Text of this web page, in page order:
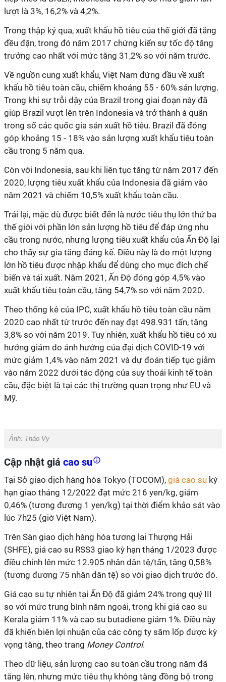
lượt là 3%, 16,2% và 4,2%.
Trong thập kỷ qua, xuất khẩu hồ tiêu của thế giới đã tăng
đều đặn, trong đó năm 2017 chứng kiến sự tốc độ tăng
trưởng cao nhất với mức tăng 31,2% so với năm trước.
Về nguồn cung xuất khẩu, Việt Nam đứng đầu về xuất
khẩu hồ tiêu toàn cầu, chiếm khoảng 55 - 60% sản lượng.
Trong khi sự trỗi dậy của Brazil trong giai đoạn này đã
giúp Brazil vượt lên trên Indonesia và trở thành á quân
trong số các quốc gia sản xuất hồ tiêu. Brazil đã đóng
góp khoảng 15 - 18% vào sản lượng xuất khẩu tiêu toàn
cầu trong 5 năm qua.
Còn với Indonesia, sau khi liên tục tăng từ năm 2017 đến
2020, lượng tiêu xuất khẩu của Indonesia đã giảm vào
năm 2021 và chiếm 10,5% xuất khẩu toàn cầu.
Trái lại, mặc dù được biết đến là nước tiêu thụ lớn thứ ba
thế giới với phần lớn sản lượng hồ tiêu để đáp ứng nhu
cầu trong nước, nhưng lượng tiêu xuất khẩu của Ấn Độ lại
cho thấy sự gia tăng đáng kể. Điều này là do một lượng
lớn hồ tiêu được nhập khẩu để dùng cho mục đích chế
biến và tái xuất. Năm 2021, Ấn Độ đóng góp 4,5% vào
xuất khẩu tiêu toàn cầu, tăng 54,7% so với năm 2020.
Theo thống kê của IPC, xuất khẩu hồ tiêu toàn cầu năm
2020 cao nhất từ trước đến nay đạt 498.931 tấn, tăng
3,8% so với năm 2019. Tuy nhiên, xuất khẩu hồ tiêu có xu
hướng giảm do ảnh hưởng của đại dịch COVID-19 với
mức giảm 1,4% vào năm 2021 và dự đoán tiếp tục giảm
vào năm 2022 dưới tác động của suy thoái kinh tế toàn
cầu, đặc biệt là tại các thị trường quan trọng như EU và
Mỹ.
Ảnh: Thảo Vy
Cập nhật giá cao su
Tại Sở giao dịch hàng hóa Tokyo (TOCOM), giá cao su kỳ
hạn giao tháng 12/2022 đạt mức 216 yen/kg, giảm
0,46% (tương đương 1 yen/kg) tại thời điểm khảo sát vào
lúc 7h25 (giờ Việt Nam).
Trên Sàn giao dịch hàng hóa tương lai Thượng Hải
(SHFE), giá cao su RSS3 giao kỳ hạn tháng 1/2023 được
điều chỉnh lên mức 12.905 nhân dân tệ/tấn, tăng 0,58%
(tương đương 75 nhân dân tệ) so với giao dịch trước đó.
Giá cao su tự nhiên tại Ấn Độ đã giảm 24% trong quý III
so với mức trung bình năm ngoái, trong khi giá cao su
Kerala giảm 11% và cao su butadiene giảm 1%. Điều này
đã khiến biên lợi nhuận của các công ty săm lốp được kỳ
vọng tăng, theo trang Money Control.
Theo dữ liệu, sản lượng cao su toàn cầu trong năm đã
tăng lên, nhưng mức tiêu thụ không tăng đồng bộ trong